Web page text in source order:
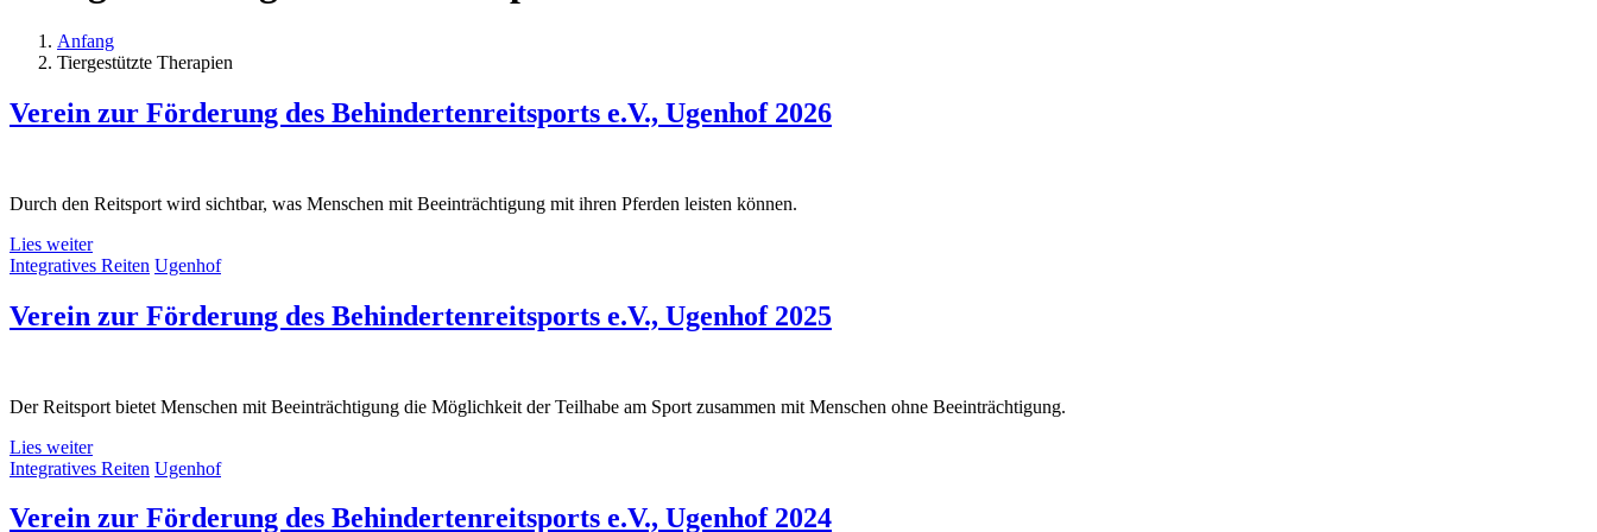
Anfang
Tiergestützte Therapien
Verein zur Förderung des Behindertenreitsports e.V., Ugenhof 2026
Durch den Reitsport wird sichtbar, was Menschen mit Beeinträchtigung mit ihren Pferden leisten können.
Lies weiter
Integratives Reiten Ugenhof
Verein zur Förderung des Behindertenreitsports e.V., Ugenhof 2025
Der Reitsport bietet Menschen mit Beeinträchtigung die Möglichkeit der Teilhabe am Sport zusammen mit Menschen ohne Beeinträchtigung.
Lies weiter
Integratives Reiten Ugenhof
Verein zur Förderung des Behindertenreitsports e.V., Ugenhof 2024